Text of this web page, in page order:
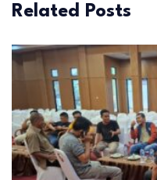
Related Posts